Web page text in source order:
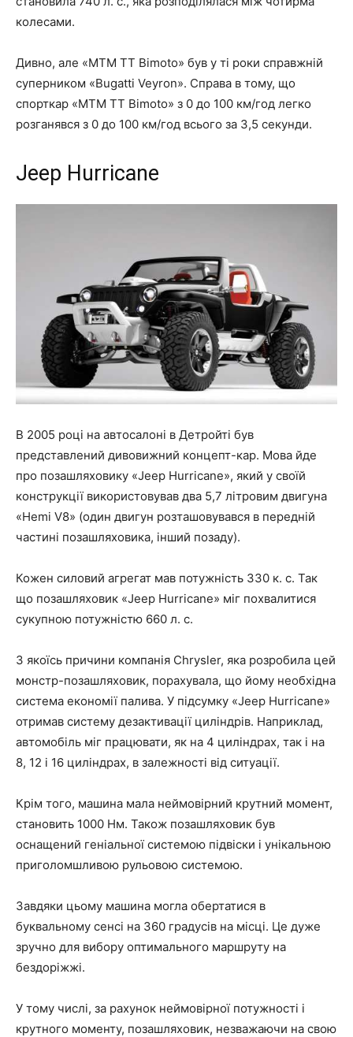
колесами.
Дивно, але «MTM TT Bimoto» був у ті роки справжній
суперником «Bugatti Veyron». Справа в тому, що
спорткар «MTM TT Bimoto» з 0 до 100 км/год легко
розганявся з 0 до 100 км/год всього за 3,5 секунди.
Jeep Hurricane
В 2005 році на автосалоні в Детройті був
представлений дивовижний концепт-кар. Мова йде
про позашляховику «Jeep Hurricane», який у своїй
конструкції використовував два 5,7 літровим двигуна
«Hemi V8» (один двигун розташовувався в передній
частині позашляховика, інший позаду).
Кожен силовий агрегат мав потужність 330 к. с. Так
що позашляховик «Jeep Hurricane» міг похвалитися
сукупною потужністю 660 л. с.
З якоїсь причини компанія Chrysler, яка розробила цей
монстр-позашляховик, порахувала, що йому необхідна
система економії палива. У підсумку «Jeep Hurricane»
отримав систему дезактивації циліндрів. Наприклад,
автомобіль міг працювати, як на 4 циліндрах, так і на
8, 12 і 16 циліндрах, в залежності від ситуації.
Крім того, машина мала неймовірний крутний момент,
становить 1000 Нм. Також позашляховик був
оснащений геніальної системою підвіски і унікальною
приголомшливою рульовою системою.
Завдяки цьому машина могла обертатися в
буквальному сенсі на 360 градусів на місці. Це дуже
зручно для вибору оптимального маршруту на
бездоріжжі.
У тому числі, за рахунок неймовірної потужності і
крутного моменту, позашляховик, незважаючи на свою